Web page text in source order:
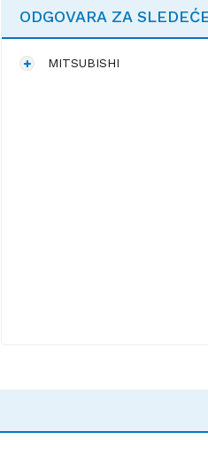
ODGOVARA ZA
MITSUBISHI